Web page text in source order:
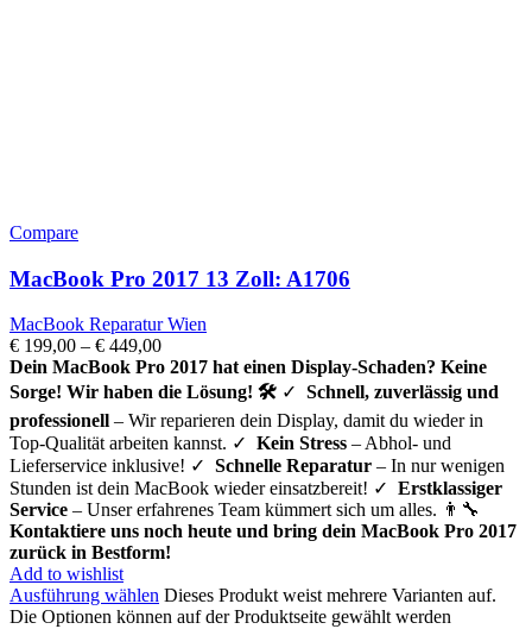
Compare
MacBook Pro 2017 13 Zoll: A1706
MacBook Reparatur Wien
€ 199,00 – € 449,00
Dein MacBook Pro 2017 hat einen Display-Schaden? Keine
Sorge! Wir haben die Lösung! 🛠️ ✓ Schnell, zuverlässig und
professionell – Wir reparieren dein Display, damit du wieder in
Top-Qualität arbeiten kannst. ✓ Kein Stress – Abhol- und
Lieferservice inklusive! ✓ Schnelle Reparatur – In nur wenigen
Stunden ist dein MacBook wieder einsatzbereit! ✓ Erstklassiger
Service – Unser erfahrenes Team kümmert sich um alles. 👨‍🔧
Kontaktiere uns noch heute und bring dein MacBook Pro 2017
zurück in Bestform!
Add to wishlist
Ausführung wählen Dieses Produkt weist mehrere Varianten auf.
Die Optionen können auf der Produktseite gewählt werden